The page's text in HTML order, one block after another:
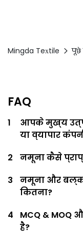
Mingda Textile पूछे
FAQ
1
आपके मुख्य
या व्यापार
2
नमूना कैसे
3
नमूना और बल्क
कितना?
4
MCQ & MOQ
है?